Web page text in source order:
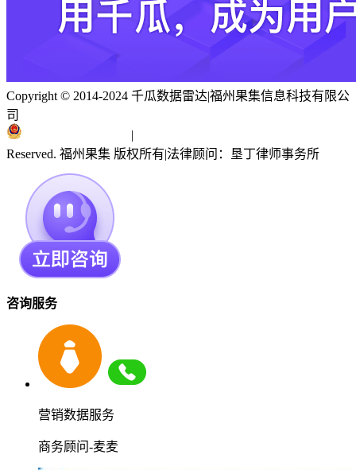
Copyright © 2014-2024 千瓜数据雷达|福州果集信息科技有限公
司
|
Reserved. 福州果集 版权所有|法律顾问：垦丁律师事务所
咨询服务
营销数据服务
商务顾问-麦麦